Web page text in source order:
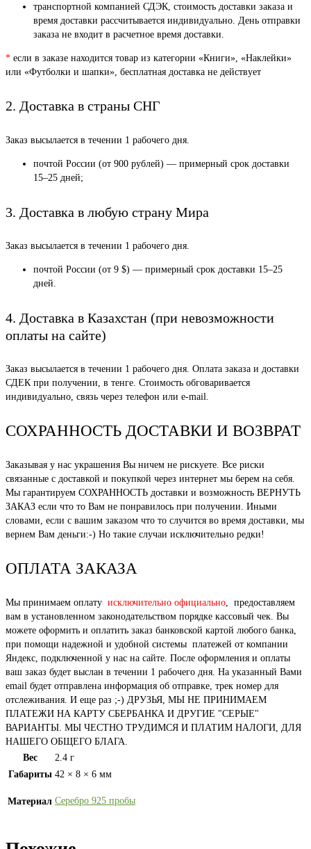
транспортной компанией СДЭК, стоимость доставки заказа и
время доставки рассчитывается индивидуально. День отправки
заказа не входит в расчетное время доставки.
* если в заказе находится товар из категории «Книги», «Наклейки»
или «Футболки и шапки», бесплатная доставка не действует
2. Доставка в страны СНГ
Заказ высылается в течении 1 рабочего дня.
почтой России (от 900 рублей) — примерный срок доставки
15–25 дней;
3. Доставка в любую страну Мира
Заказ высылается в течении 1 рабочего дня.
почтой России (от 9 $) — примерный срок доставки 15–25
дней.
4. Доставка в Казахстан (при невозможности
оплаты на сайте)
Заказ высылается в течении 1 рабочего дня. Оплата заказа и доставки
СДЕК при получении, в тенге. Стоимость обговаривается
индивидуально, связь через телефон или e-mail.
СОХРАННОСТЬ ДОСТАВКИ И ВОЗВРАТ
Заказывая у нас украшения Вы ничем не рискуете. Все риски
связанные с доставкой и покупкой через интернет мы берем на себя.
Мы гарантируем СОХРАННОСТЬ доставки и возможность ВЕРНУТЬ
ЗАКАЗ если что то Вам не понравилось при получении. Иными
словами, если с вашим заказом что то случится во время доставки, мы
вернем Вам деньги:-) Но такие случаи исключительно редки!
ОПЛАТА ЗАКАЗА
Мы принимаем оплату исключительно официально, предоставляем
вам в установленном законодательством порядке кассовый чек. Вы
можете оформить и оплатить заказ банковской картой любого банка,
при помощи надежной и удобной системы платежей от компании
Яндекс, подключенной у нас на сайте. После оформления и оплаты
ваш заказ будет выслан в течении 1 рабочего дня. На указанный Вами
email будет отправлена информация об отправке, трек номер для
отслеживания. И еще раз ;-) ДРУЗЬЯ, МЫ НЕ ПРИНИМАЕМ
ПЛАТЕЖИ НА КАРТУ СБЕРБАНКА И ДРУГИЕ "СЕРЫЕ"
ВАРИАНТЫ. МЫ ЧЕСТНО ТРУДИМСЯ И ПЛАТИМ НАЛОГИ, ДЛЯ
НАШЕГО ОБЩЕГО БЛАГА.
Вес
2.4 г
Габариты 42 × 8 × 6 мм
Материал Серебро 925 пробы